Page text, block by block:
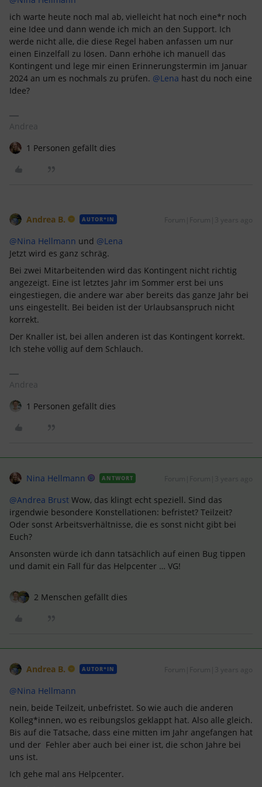
ich warte heute noch mal ab, vielleicht hat noch eine*r noch
eine Idee und dann wende ich mich an den Support. Ich
werde nicht alle, die diese Regel haben anfassen um nur
einen Einzelfall zu lösen. Dann erhöhe ich manuell das
Kontingent und lege mir einen Erinnerungstermin im Januar
2024 an um es nochmals zu prüfen. @Lena hast du noch eine
Idee?
Andrea
1 Personen gefällt dies
Andrea B. AUTOR*IN Forum|Forum|3 years ago
@Nina Hellmann und @Lena
Jetzt wird es ganz schräg.
Bei zwei Mitarbeitenden wird das Kontingent nicht richtig
angezeigt. Eine ist letztes Jahr im Sommer erst bei uns
eingestiegen, die andere war aber bereits das ganze Jahr bei
uns eingestellt. Bei beiden ist der Urlaubsanspruch nicht
korrekt.
Der Knaller ist, bei allen anderen ist das Kontingent korrekt.
Ich stehe völlig auf dem Schlauch.
Andrea
1 Personen gefällt dies
Nina Hellmann ANTWORT
@Andrea Brust Wow, das klingt echt speziell. Sind das
irgendwie besondere Konstellationen: befristet? Teilzeit?
Oder sonst Arbeitsverhältnisse, die es sonst nicht gibt bei
Euch?
Ansonsten würde ich dann tatsächlich auf einen Bug tippen
und damit ein Fall für das Helpcenter … VG!
2 Menschen gefällt dies
Andrea B. AUTOR*IN Forum|Forum|3 years ago
@Nina Hellmann
nein, beide Teilzeit, unbefristet. So wie auch die anderen
Kolleg*innen, wo es reibungslos geklappt hat. Also alle gleich.
Bis auf die Tatsache, dass eine mitten im Jahr angefangen hat
und der Fehler aber auch bei einer ist, die schon Jahre bei
uns ist.
Ich gehe mal ans Helpcenter.